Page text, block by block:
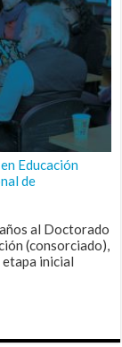
Educación
de
al Doctorado
(consorciado),
etapa inicial